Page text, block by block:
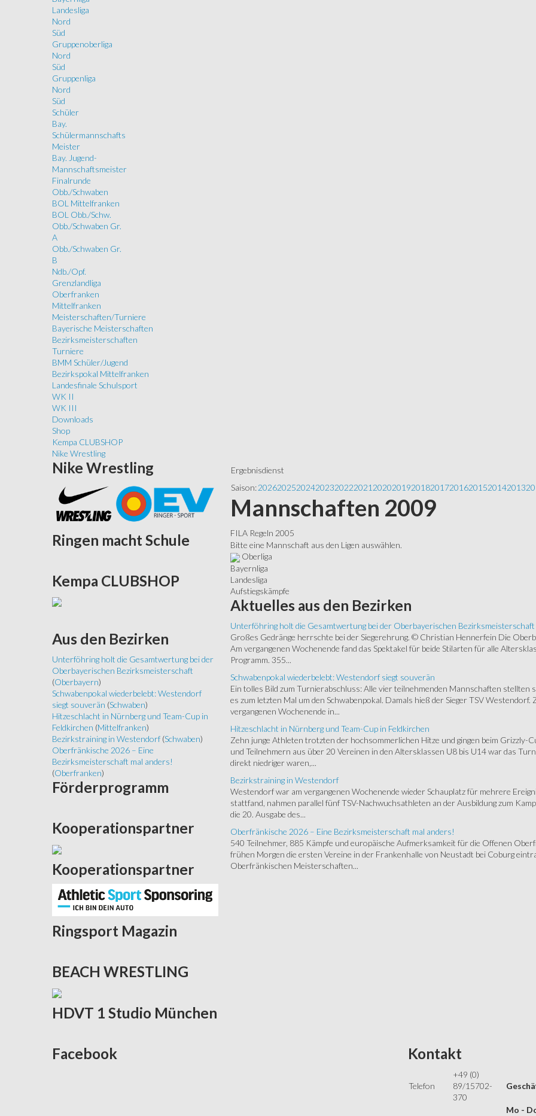
Landesliga
Nord
Süd
Gruppenoberliga
Nord
Süd
Gruppenliga
Nord
Süd
Schüler
Bay.
Schülermannschafts
Meister
Bay. Jugend-
Mannschaftsmeister
Finalrunde
Obb./Schwaben
BOL Mittelfranken
BOL Obb./Schw.
Obb./Schwaben Gr.
A
Obb./Schwaben Gr.
B
Ndb./Opf.
Grenzlandliga
Oberfranken
Mittelfranken
Meisterschaften/Turniere
Bayerische Meisterschaften
Bezirksmeisterschaften
Turniere
BMM Schüler/Jugend
Bezirkspokal Mittelfranken
Landesfinale Schulsport
WK II
WK III
Downloads
Shop
Kempa CLUBSHOP
Nike Wrestling
Ergebnisdienst
Saison: 202620252024202320222021 20202019201820172016201520142013
Mannschaften 2009
FILA Regeln 2005
Bitte eine Mannschaft aus den Ligen auswählen.
Oberliga
Bayernliga
Landesliga
Aufstiegskämpfe
Aktuelles aus den Bezirken
Unterföhring holt die Gesamtwertung bei der Oberbayerischen Bezirksmeisterschaft
Großes Gedränge herrschte bei der Siegerehrung. © Christian Hennerfein Die
Am vergangenen Wochenende fand das Spektakel für beide Stilarten für alle
Programm. 355...
Schwabenpokal wiederbelebt: Westendorf siegt souverän
Ein tolles Bild zum Turnierabschluss: Alle vier teilnehmenden Mannschaften stellten
es zum letzten Mal um den Schwabenpokal. Damals hieß der Sieger TSV
vergangenen Wochenende in...
Hitzeschlacht in Nürnberg und Team-Cup in Feldkirchen
Zehn junge Athleten trotzten der hochsommerlichen Hitze und gingen beim Grizzly-
und Teilnehmern aus über 20 Vereinen in den Altersklassen U8 bis U14 war das
direkt niedriger waren,...
Bezirkstraining in Westendorf
Westendorf war am vergangenen Wochenende wieder Schauplatz für mehrere
stattfand, nahmen parallel fünf TSV-Nachwuchsathleten an der Ausbildung zum
die 20. Ausgabe des...
Oberfränkische 2026 – Eine Bezirksmeisterschaft mal anders!
540 Teilnehmer, 885 Kämpfe und europäische Aufmerksamkeit für die Offenen
frühen Morgen die ersten Vereine in der Frankenhalle von Neustadt bei Coburg
Oberfränkischen Meisterschaften...
Nike Wrestling
Ringen macht Schule
Kempa CLUBSHOP
Aus den Bezirken
Unterföhring holt die Gesamtwertung bei der
Oberbayerischen Bezirksmeisterschaft
(Oberbayern)
Schwabenpokal wiederbelebt: Westendorf
siegt souverän (Schwaben)
Hitzeschlacht in Nürnberg und Team-Cup in
Feldkirchen (Mittelfranken)
Bezirkstraining in Westendorf (Schwaben)
Oberfränkische 2026 – Eine
Bezirksmeisterschaft mal anders!
(Oberfranken)
Förderprogramm
Kooperationspartner
Kooperationspartner
Ringsport Magazin
BEACH WRESTLING
HDVT 1 Studio München
Facebook Kontakt
Telefon
+49 (0)
89/15702-
370
Mo -